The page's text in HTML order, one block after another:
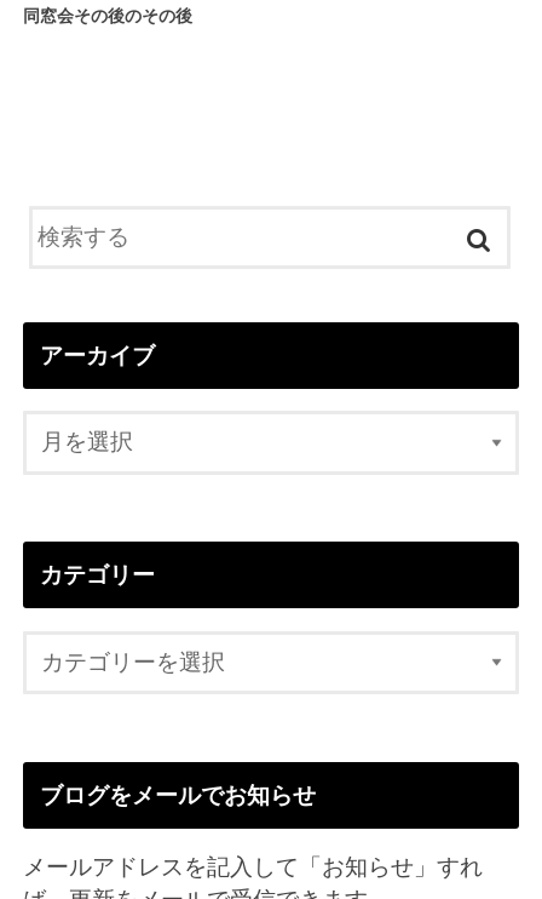
同窓会その後のその後
アーカイブ
カテゴリー
ブログをメールでお知らせ
メールアドレスを記入して「お知らせ」すれ